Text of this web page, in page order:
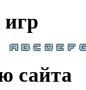
игр
сайта